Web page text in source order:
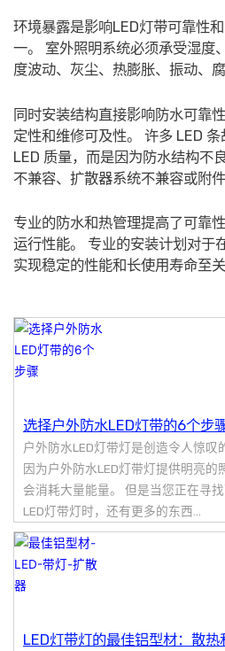
环境暴露是影响LED灯带可靠性
一。 室外照明系统必须承受湿度
度波动、灰尘、热膨胀、振动、
同时安装结构直接影响防水可靠
定性和维修可及性。 许多 LED
LED 质量，而是因为防水结构不
不兼容、扩散器系统不兼容或附件
专业的防水和热管理提高了可靠
运行性能。 专业的安装计划对于
实现稳定的性能和长使用寿命至关
选择户外防水LED灯带的6个步
户外防水LED灯带灯是创造令人惊
因为户外防水LED灯带灯提供明亮
会消耗大量能量。 但是当您正在寻
LED灯带灯时，还有更多的东西...
LED灯带灯的最佳铝型材：散热